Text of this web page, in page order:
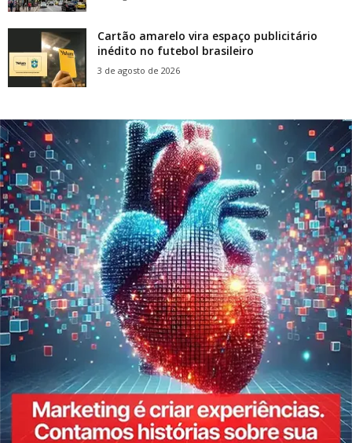
Cartão amarelo vira espaço publicitário
inédito no futebol brasileiro
3 de agosto de 2026